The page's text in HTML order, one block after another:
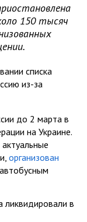
150 тысяч
списка
из-за
до 2 марта в
на Украине.
организован
ликвидировали в